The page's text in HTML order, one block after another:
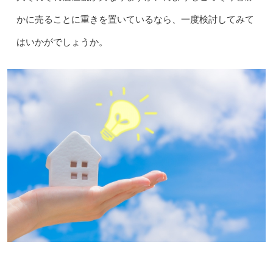
かに売ることに重きを置いているなら、一度検討してみて
はいかがでしょうか。